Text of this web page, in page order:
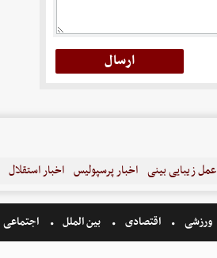
عمل زیبایی بینی اخبار پرسپولیس اخبار استقلال
ورزشی اقتصادی بین الملل اجتماعی